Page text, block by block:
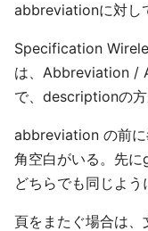
abbreviationに対し
Specification
は、Abbreviation /
で、descriptionの方
abbreviation の前
角空白がいる。先に
どちらでも同じよう
頁をまたぐ場合は